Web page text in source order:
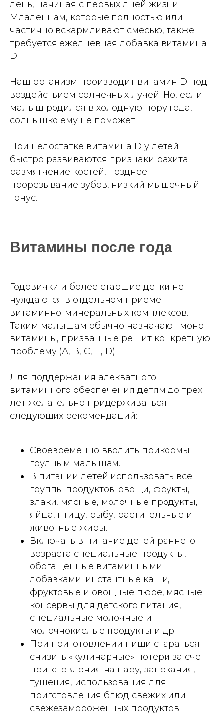
день, начиная с первых дней жизни.
Младенцам, которые полностью или
частично вскармливают смесью, также
требуется ежедневная добавка витамина
D.
Наш организм производит витамин D под
воздействием солнечных лучей. Но, если
малыш родился в холодную пору года,
солнышко ему не поможет.
При недостатке витамина D у детей
быстро развиваются признаки рахита:
размягчение костей, позднее
прорезывание зубов, низкий мышечный
тонус.
Витамины после года
Годовички и более старшие детки не
нуждаются в отдельном приеме
витаминно-минеральных комплексов.
Таким малышам обычно назначают моно-
витамины, призванные решит конкретную
проблему (А, В, С, Е, D).
Для поддержания адекватного
витаминного обеспечения детям до трех
лет желательно придерживаться
следующих рекомендаций:
Своевременно вводить прикормы
грудным малышам.
В питании детей использовать все
группы продуктов: овощи, фрукты,
злаки, мясные, молочные продукты,
яйца, птицу, рыбу, растительные и
животные жиры.
Включать в питание детей раннего
возраста специальные продукты,
обогащенные витаминными
добавками: инстантные каши,
фруктовые и овощные пюре, мясные
консервы для детского питания,
специальные молочные и
молочнокислые продукты и др.
При приготовлении пищи стараться
снизить «кулинарные» потери за счет
приготовления на пару, запекания,
тушения, использования для
приготовления блюд свежих или
свежезамороженных продуктов.